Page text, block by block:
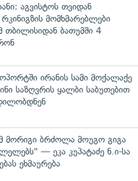
აგვისტოს თვიდან
მომხმარებლები
თბილისიდან ბათუმში 4
ირანის სამი მოქალაქე
საზღვრის ყალბი საბუთებით
მორიგი ბრძოლა მოუგო გიგა
— ეკა კუპატაძე ნ.ი-სა
ეხმაურება